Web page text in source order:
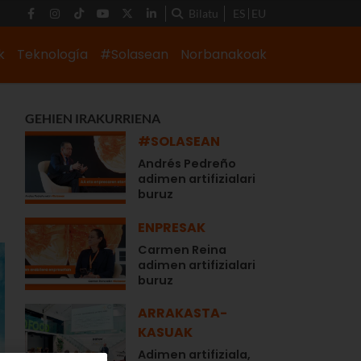
Bilatu ES EU
Teknología #Solasean Norbanakoak
GEHIEN IRAKURRIENA
#SOLASEAN
Andrés Pedreño
adimen artifizialari
buruz
ENPRESAK
Carmen Reina
adimen artifizialari
buruz
ARRAKASTA-
KASUAK
Adimen artifiziala,